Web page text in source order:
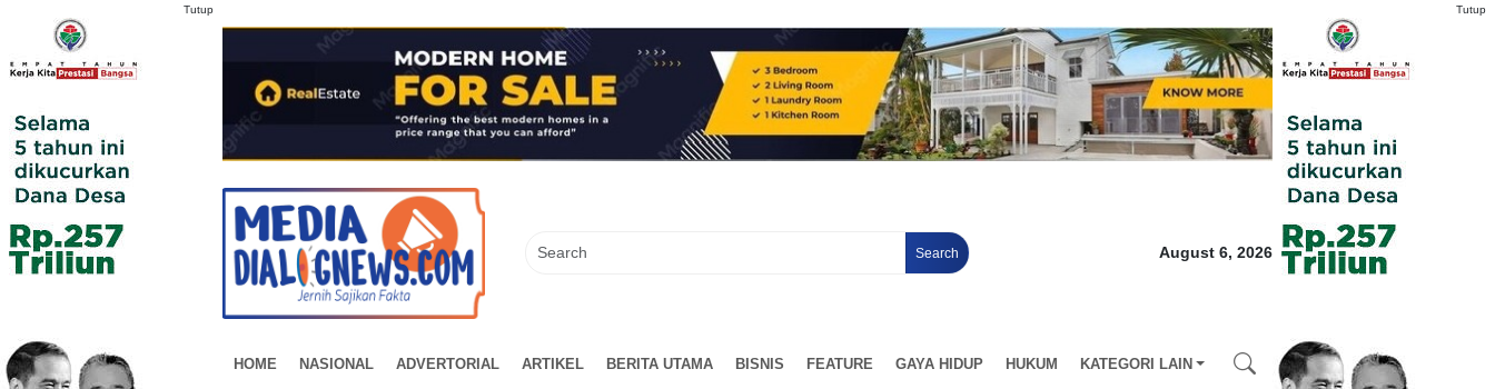
Search August 6, 2026
HOME NASIONAL ADVERTORIAL ARTIKEL BERITA UTAMA BISNIS FEATURE GAYA HIDUP HUKUM KATEGORI LAIN
Tutup
Tutup